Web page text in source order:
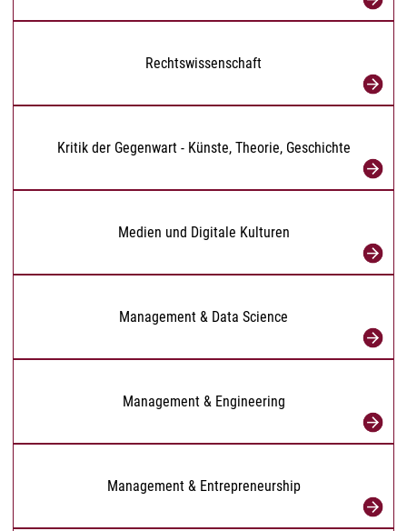
Rechtswissenschaft
Kritik der Gegenwart - Künste, Theorie, Geschichte
Medien und Digitale Kulturen
Management & Data Science
Management & Engineering
Management & Entrepreneurship